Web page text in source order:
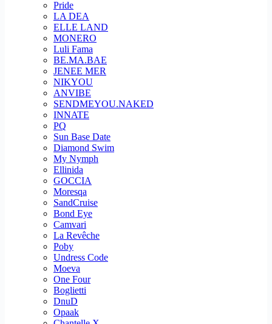
Pride
LA DEA
ELLE LAND
MONERO
Luli Fama
BE.MA.BAE
JENEE MER
NIKYOU
ANVIBE
SENDMEYOU.NAKED
INNATE
PQ
Sun Base Date
Diamond Swim
My Nymph
Ellinida
GOCCIA
Moresqa
SandCruise
Bond Eye
Camvari
La Revêche
Poby
Undress Code
Moeva
One Four
Boglietti
DnuD
Opaak